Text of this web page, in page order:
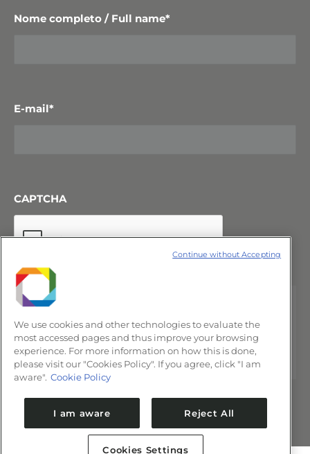
Nome completo / Full name*
E-mail*
CAPTCHA
We use cookies and other technologies to evaluate the
most accessed pages and thus improve your browsing
experience. For more information on how this is done,
please visit our "Cookies Policy". If you agree, click "I am
aware". Cookie Policy
I am aware Reject All
Cookies Settings
Continue without Accepting